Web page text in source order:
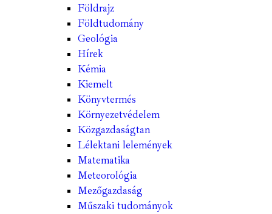
Földrajz
Földtudomány
Geológia
Hírek
Kémia
Kiemelt
Könyvtermés
Környezetvédelem
Közgazdaságtan
Lélektani lelemények
Matematika
Meteorológia
Mezőgazdaság
Műszaki tudományok